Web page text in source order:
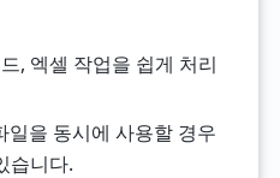
, 엑셀 작업을 쉽게 처리
을 동시에 사용할 경우
습니다.